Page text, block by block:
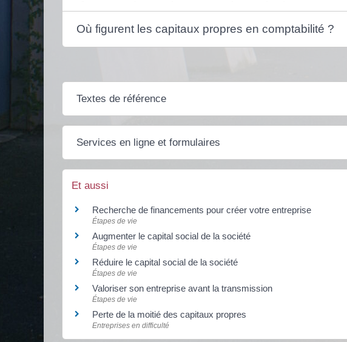
Où figurent les capitaux propres en comptabilité ?
Textes de référence
Services en ligne et formulaires
Et aussi
Recherche de financements pour créer votre entreprise
Étapes de vie
Augmenter le capital social de la société
Étapes de vie
Réduire le capital social de la société
Étapes de vie
Valoriser son entreprise avant la transmission
Étapes de vie
Perte de la moitié des capitaux propres
Entreprises en difficulté